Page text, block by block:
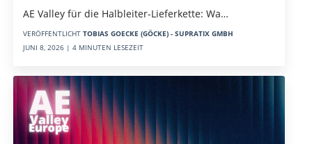
AE Valley für die Halbleiter-Lieferkette: Wa…
VERÖFFENTLICHT TOBIAS GOECKE (GÖCKE) - SUPRATIX GMBH
JUNI 8, 2026 | 4 MINUTEN LESEZEIT